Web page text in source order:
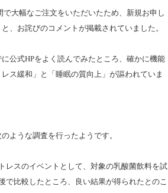
大幅なご注文をいただいたため、新規お申し
、お詫びのコメントが掲載されていました。
公式HPをよく読んでみたところ、確かに機能
ス緩和」と「睡眠の質向上」が謳われていま
ような調査を行ったようです。
レスのイベントとして、対象の乳酸菌飲料を試
比較したところ、良い結果が得られたとのこ